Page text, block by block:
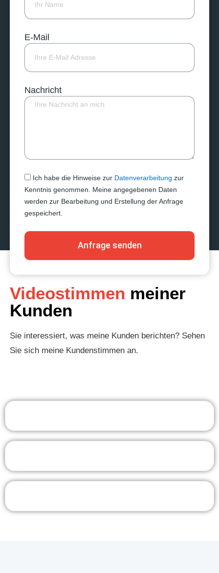
E-Mail
Nachricht
Ich habe die Hinweise zur Datenverarbeitung zur
Kenntnis genommen. Meine angegebenen Daten
werden zur Bearbeitung und Erstellung der Anfrage
gespeichert.
Anfrage senden
Videostimmen meiner
Kunden
Sie interessiert, was meine Kunden berichten? Sehen
Sie sich meine Kundenstimmen an.